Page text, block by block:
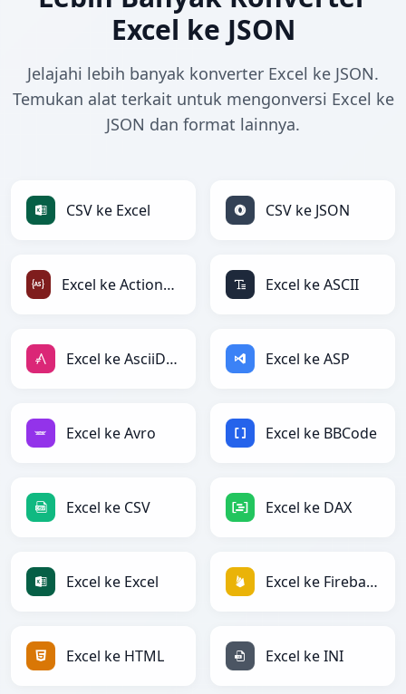
Excel ke JSON
Jelajahi lebih banyak konverter Excel ke JSON.
Temukan alat terkait untuk mengonversi Excel ke
JSON dan format lainnya.
CSV ke Excel CSV ke JSON
Excel ke ActionScript Excel ke ASCII
Excel ke AsciiDoc Excel ke ASP
Excel ke Avro Excel ke BBCode
Excel ke CSV Excel ke DAX
Excel ke Excel Excel ke Firebase
Excel ke HTML Excel ke INI